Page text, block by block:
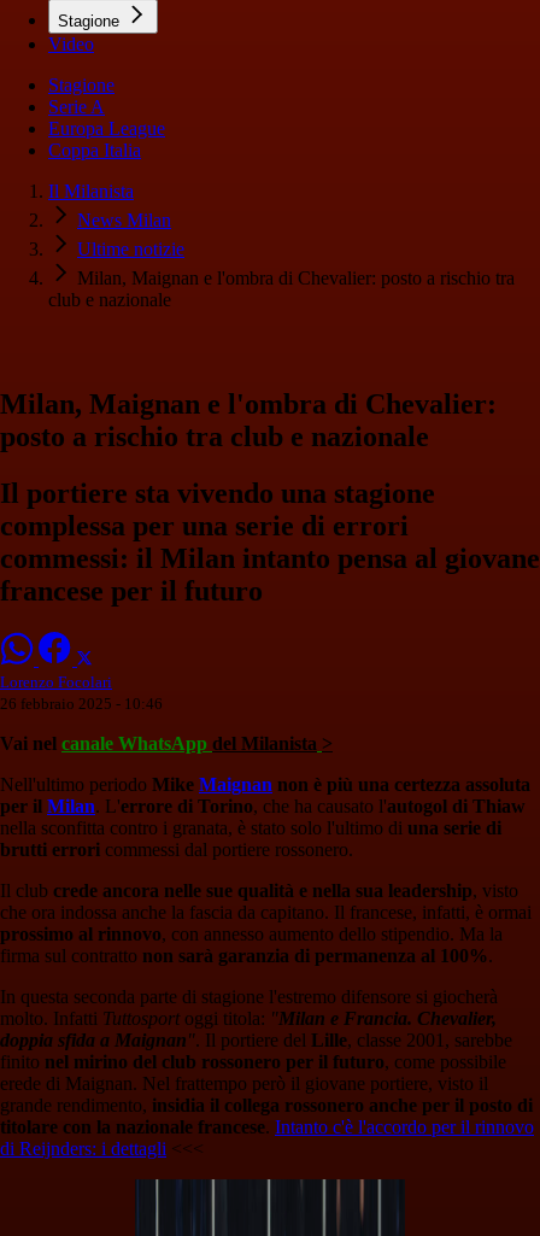
Stagione
Video
Stagione
Serie A
Europa League
Coppa Italia
Il Milanista
News Milan
Ultime notizie
Milan, Maignan e l'ombra di Chevalier: posto a rischio tra
club e nazionale
Milan, Maignan e l'ombra di Chevalier:
posto a rischio tra club e nazionale
Il portiere sta vivendo una stagione
complessa per una serie di errori
commessi: il Milan intanto pensa al giovane
francese per il futuro
Lorenzo Focolari
26 febbraio 2025 - 10:46
Vai nel canale WhatsApp del Milanista >
Nell'ultimo periodo Mike Maignan non è più una certezza assoluta
per il Milan. L'errore di Torino, che ha causato l'autogol di Thiaw
nella sconfitta contro i granata, è stato solo l'ultimo di una serie di
brutti errori commessi dal portiere rossonero.
Il club crede ancora nelle sue qualità e nella sua leadership, visto
che ora indossa anche la fascia da capitano. Il francese, infatti, è ormai
prossimo al rinnovo, con annesso aumento dello stipendio. Ma la
firma sul contratto non sarà garanzia di permanenza al 100%.
In questa seconda parte di stagione l'estremo difensore si giocherà
molto. Infatti Tuttosportoggi titola: "Milan e Francia. Chevalier,
doppia sfida a Maignan". Il portiere del Lille, classe 2001, sarebbe
finito nel mirino del club rossonero per il futuro, come possibile
erede di Maignan. Nel frattempo però il giovane portiere, visto il
grande rendimento, insidia il collega rossonero anche per il posto di
titolare con la nazionale francese. Intanto c'è l'accordo per il rinnovo
di Reijnders: i dettagli <<<